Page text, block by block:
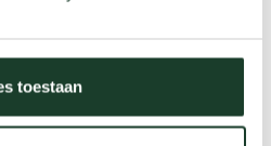
toestaan
Open
gallery